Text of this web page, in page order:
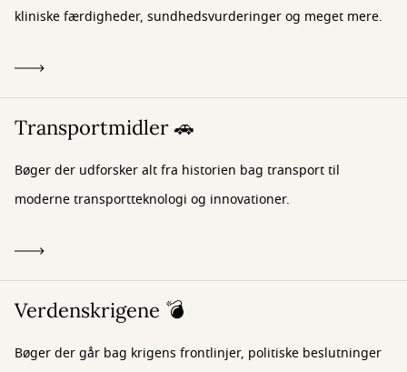
kliniske færdigheder, sundhedsvurderinger og meget mere.
Transportmidler 🚗
Bøger der udforsker alt fra historien bag transport til
moderne transportteknologi og innovationer.
Verdenskrigene 💣
Bøger der går bag krigens frontlinjer, politiske beslutninger